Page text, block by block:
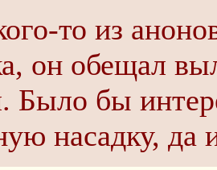
то из
он обещал
Было бы
насадку, да